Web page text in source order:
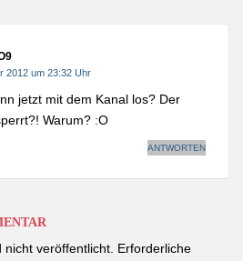
2012 um 23:32 Uhr
jetzt mit dem Kanal los? Der
Warum? :O
ANTWORTEN
nicht veröffentlicht. Erforderliche